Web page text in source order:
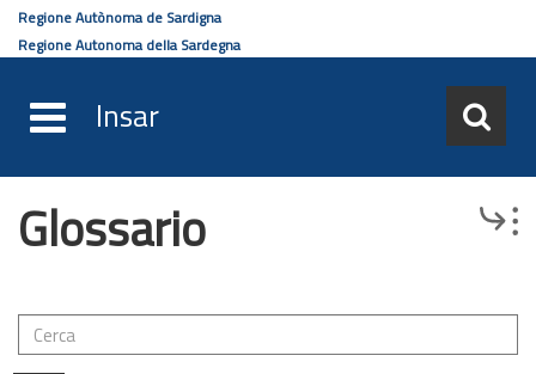
Salta
Regione Autònoma de Sardigna
Regione Autonoma della Sardegna
Insar
Glossario Browse